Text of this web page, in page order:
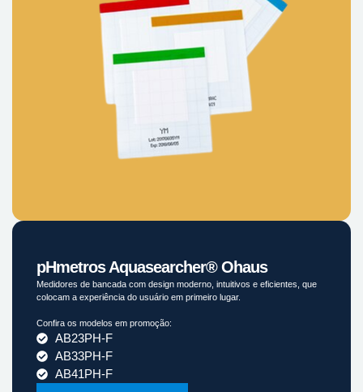
pHmetros Aquasearcher® Ohaus
Medidores de bancada com design moderno, intuitivos e eficientes, que
colocam a experiência do usuário em primeiro lugar.
Confira os modelos em promoção:
AB23PH-F
AB33PH-F
AB41PH-F